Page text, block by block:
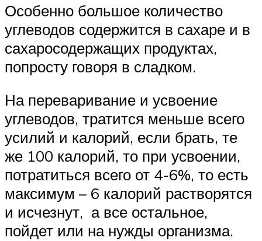
Особенно большое количество
углеводов содержится в сахаре и в
сахаросодержащих продуктах,
попросту говоря в сладком.
На переваривание и усвоение
углеводов, тратится меньше всего
усилий и калорий, если брать, те
же 100 калорий, то при усвоении,
потратиться всего от 4-6%, то есть
максимум – 6 калорий растворятся
и исчезнут, а все остальное,
пойдет или на нужды организма.